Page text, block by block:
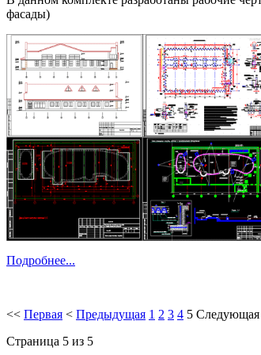
фасады)
Подробнее...
<< Первая < Предыдущая 1 2 3 4 5 Следующая
Страница 5 из 5